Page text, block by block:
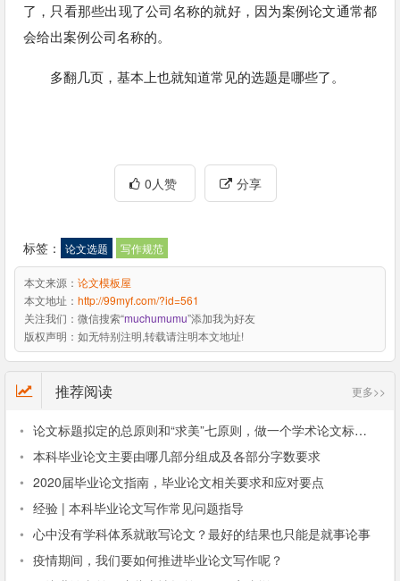
了，只看那些出现了公司名称的就好，因为案例论文通常都
会给出案例公司名称的。
多翻几页，基本上也就知道常见的选题是哪些了。
0人赞 分享
标签： 论文选题 写作规范
本文来源： 论文模板屋
本文地址： http://99myf.com/?id=561
关注我们： 微信搜索“muchumumu”添加我为好友
版权声明： 如无特别注明,转载请注明本文地址!
推荐阅读 更多>>
• 论文标题拟定的总原则和“求美”七原则，做一个学术论文标题党
• 本科毕业论文主要由哪几部分组成及各部分字数要求
• 2020届毕业论文指南，毕业论文相关要求和应对要点
• 经验 | 本科毕业论文写作常见问题指导
• 心中没有学科体系就敢写论文？最好的结果也只能是就事论事
• 疫情期间，我们要如何推进毕业论文写作呢？